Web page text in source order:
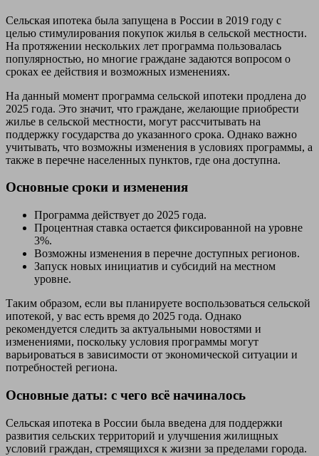
Сельская ипотека была запущена в России в 2019 году с
целью стимулирования покупок жилья в сельской местности.
На протяжении нескольких лет программа пользовалась
популярностью, но многие граждане задаются вопросом о
сроках ее действия и возможных изменениях.
На данный момент программа сельской ипотеки продлена до
2025 года. Это значит, что граждане, желающие приобрести
жилье в сельской местности, могут рассчитывать на
поддержку государства до указанного срока. Однако важно
учитывать, что возможны изменения в условиях программы, а
также в перечне населенных пунктов, где она доступна.
Основные сроки и изменения
Программа действует до 2025 года.
Процентная ставка остается фиксированной на уровне
3%.
Возможны изменения в перечне доступных регионов.
Запуск новых инициатив и субсидий на местном
уровне.
Таким образом, если вы планируете воспользоваться сельской
ипотекой, у вас есть время до 2025 года. Однако
рекомендуется следить за актуальными новостями и
изменениями, поскольку условия программы могут
варьироваться в зависимости от экономической ситуации и
потребностей региона.
Основные даты: с чего всё начиналось
Сельская ипотека в России была введена для поддержки
развития сельских территорий и улучшения жилищных
условий граждан, стремящихся к жизни за пределами города.